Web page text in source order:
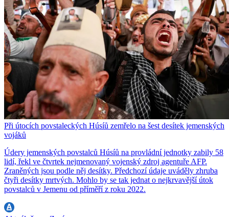
Při útocích povstaleckých Húsíů zemřelo na šest desítek jemenských
vojáků
Údery jemenských povstalců Húsíů na provládní jednotky zabily 58
lidí, řekl ve čtvrtek nejmenovaný vojenský zdroj agentuře AFP.
Zraněných jsou podle něj desítky. Předchozí údaje uváděly zhruba
čtyři desítky mrtvých. Mohlo by se tak jednat o nejkrvavější útok
povstalců v Jemenu od příměří z roku 2022.